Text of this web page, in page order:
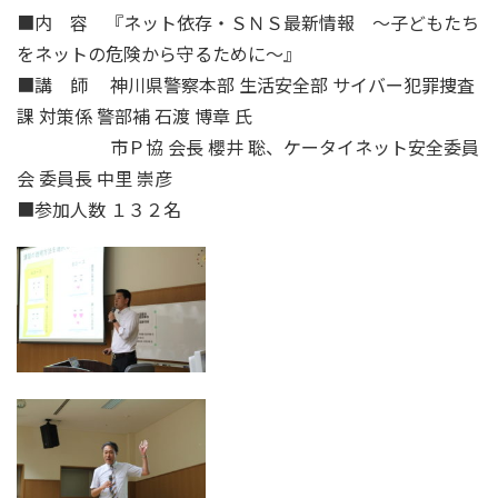
■内 容 『ネット依存・ＳＮＳ最新情報 ～子どもたち
をネットの危険から守るために～』
■講 師 神川県警察本部 生活安全部 サイバー犯罪捜査
課 対策係 警部補 石渡 博章 氏
市Ｐ協 会長 櫻井 聡、ケータイネット安全委員
会 委員長 中里 崇彦
■参加人数 １３２名